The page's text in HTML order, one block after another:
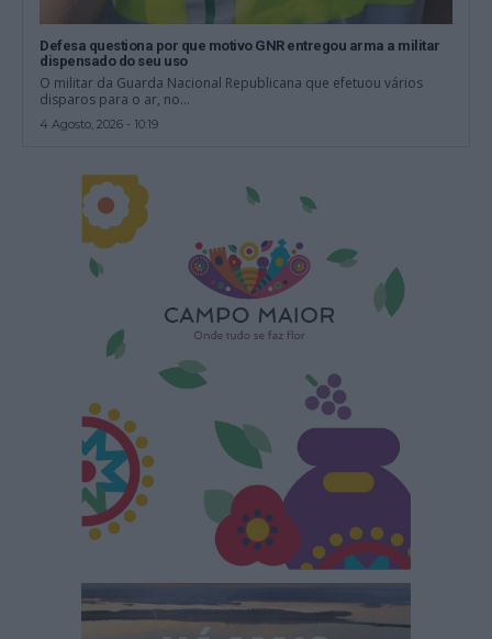
Defesa questiona por que motivo GNR entregou arma a militar
dispensado do seu uso
O militar da Guarda Nacional Republicana que efetuou vários
disparos para o ar, no...
4 Agosto, 2026 - 10:19